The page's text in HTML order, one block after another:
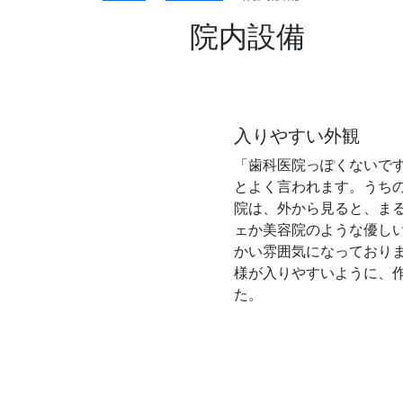
院内設備
入りやすい外観
「歯科医院っぽくないで
とよく言われます。うち
院は、外から見ると、ま
ェか美容院のような優し
かい雰囲気になっており
様が入りやすいように、
た。